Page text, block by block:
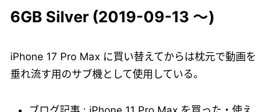
6GB Silver (2019-09-13 ～)
iPhone 17 Pro Max に買い替えてからは枕元で動画を
垂れ流す用のサブ機として使用している。